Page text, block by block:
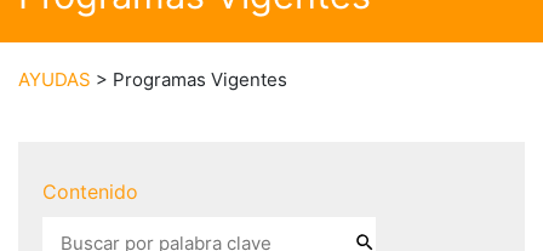
AYUDAS > Programas Vigentes
Contenido